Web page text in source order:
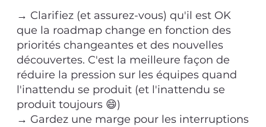
→ Clarifiez (et assurez-vous) qu'il est OK
que la roadmap change en fonction des
priorités changeantes et des nouvelles
découvertes. C'est la meilleure façon de
réduire la pression sur les équipes quand
l'inattendu se produit (et l'inattendu se
produit toujours 😄)
→ Gardez une marge pour les interruptions